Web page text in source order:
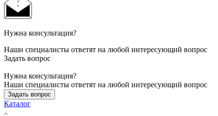
Нужна консультация?
Наши специалисты ответят на любой интересующий вопрос
Задать вопрос
Нужна консультация?
Наши специалисты ответят на любой интересующий вопрос
Задать вопрос
Каталог